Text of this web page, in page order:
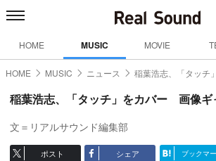
HOME MUSIC MOVIE
HOME MUSIC ニュース 稲葉浩志、「タッチ
稲葉浩志、「タッチ」をカバー 画像ギ
文＝リアルサウンド編集部
ポスト シェア ブックマ